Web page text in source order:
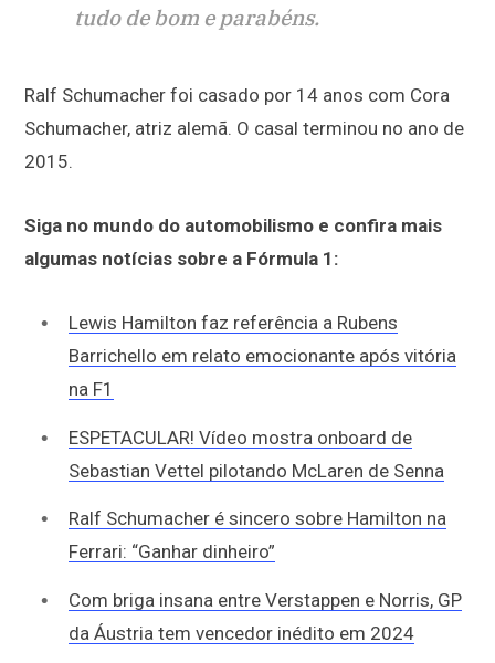
tudo de bom e parabéns.
Ralf Schumacher foi casado por 14 anos com Cora
Schumacher, atriz alemã. O casal terminou no ano de
2015.
Siga no mundo do automobilismo e confira mais
algumas notícias sobre a Fórmula 1:
Lewis Hamilton faz referência a Rubens
Barrichello em relato emocionante após vitória
na F1
ESPETACULAR! Vídeo mostra onboard de
Sebastian Vettel pilotando McLaren de Senna
Ralf Schumacher é sincero sobre Hamilton na
Ferrari: “Ganhar dinheiro”
Com briga insana entre Verstappen e Norris, GP
da Áustria tem vencedor inédito em 2024